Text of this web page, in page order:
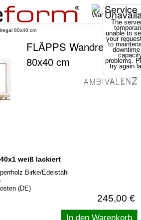
Service
The
unable to
your
to
problems.
try again
80x40 cm
FLÄPPS Wandregal
80x40 cm
weiß lackiert
Birke/Edelstahl
(DE)
245,00 €